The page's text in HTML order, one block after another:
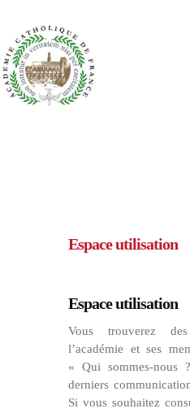
ACCUEIL
Espace utilisation
Espace utilisation
Vous trouverez
l’académie et ses
« Qui sommes-nous
derniers
Si vous souhaitez